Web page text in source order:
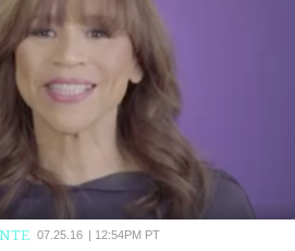
07.25.16 12:54PM PT